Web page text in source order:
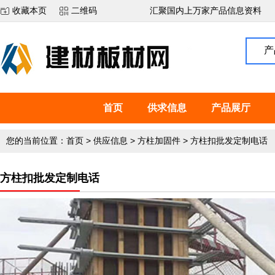
收藏本页 二维码 汇聚国内上万家产品信息资料
首页 供求信息 产品展厅
您的当前位置： 首页 > 供应信息 > 方柱加固件 > 方柱扣批发定制电话
方柱扣批发定制电话